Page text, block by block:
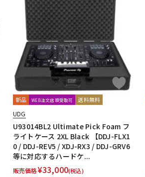
新品 WEB注文店頭受取可 送料無料
UDG
U93014BL2 Ultimate Pick Foam フ
ライトケース 2XL Black 【DDJ-FLX1
0 / DDJ-REV5 / XDJ-RX3 / DDJ-GRV6
等に対応するハードケ...
販売価格¥33,000(税込)